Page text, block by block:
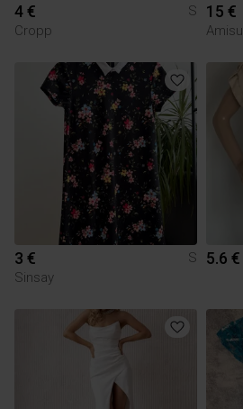
4 €
S
Cropp
15 €
Amisu
3 €
S
Sinsay
5.6 €